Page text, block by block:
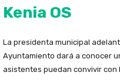
Kenia OS
La presidenta municipal
Ayuntamiento dará a conocer
asistentes puedan convivir con